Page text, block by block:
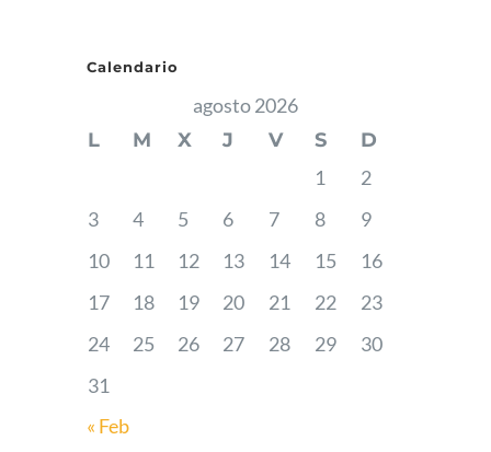
Calendario
agosto 2026
L
M X J V S
D
1
2
3
4 5 6 7 8
9
10
11 12 13 14 15
16
17
18 19 20 21 22
23
24
25 26 27 28 29
30
31
« Feb